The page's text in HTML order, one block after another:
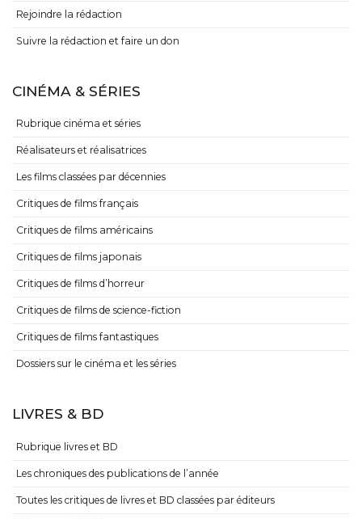
Rejoindre la rédaction
Suivre la rédaction et faire un don
CINÉMA & SÉRIES
Rubrique cinéma et séries
Réalisateurs et réalisatrices
Les films classées par décennies
Critiques de films français
Critiques de films américains
Critiques de films japonais
Critiques de films d’horreur
Critiques de films de science-fiction
Critiques de films fantastiques
Dossiers sur le cinéma et les séries
LIVRES & BD
Rubrique livres et BD
Les chroniques des publications de l’année
Toutes les critiques de livres et BD classées par éditeurs